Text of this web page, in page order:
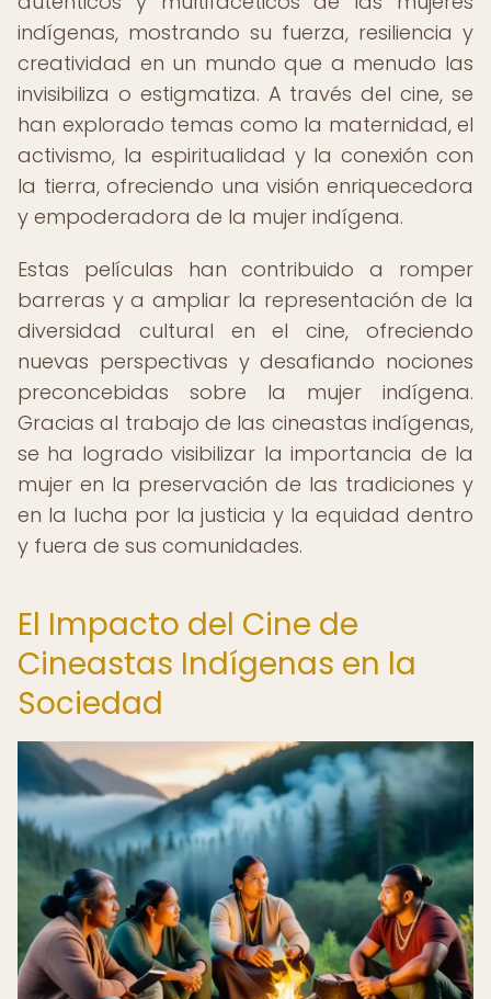
indígenas, mostrando su fuerza, resiliencia y
creatividad en un mundo que a menudo las
invisibiliza o estigmatiza. A través del cine, se
han explorado temas como la maternidad, el
activismo, la espiritualidad y la conexión con
la tierra, ofreciendo una visión enriquecedora
y empoderadora de la mujer indígena.
Estas películas han contribuido a romper
barreras y a ampliar la representación de la
diversidad cultural en el cine, ofreciendo
nuevas perspectivas y desafiando nociones
preconcebidas sobre la mujer indígena.
Gracias al trabajo de las cineastas indígenas,
se ha logrado visibilizar la importancia de la
mujer en la preservación de las tradiciones y
en la lucha por la justicia y la equidad dentro
y fuera de sus comunidades.
El Impacto del Cine de
Cineastas Indígenas en la
Sociedad